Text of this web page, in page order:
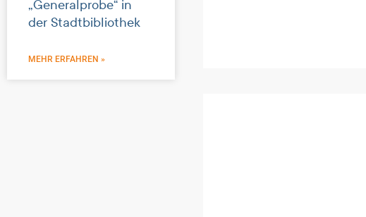
„Generalprobe“ in
der Stadtbibliothek
MEHR ERFAHREN »